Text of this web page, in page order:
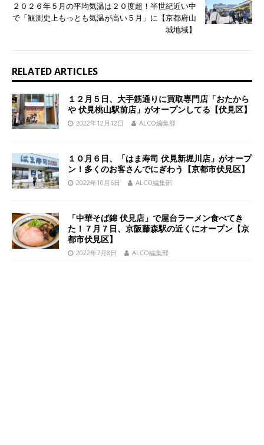
２０２６年５月の平均気温は２０度超！半世紀近い中
で「観測史上もっとも気温が高い５月」に【京都府山
城地域】
RELATED ARTICLES
１２月５日、大手筋通りに買取専門店「おたから
や 伏見桃山駅前店」がオープンしてる【伏見区】
2022年12月12日 ALCO編集部
１０月６日、「はま寿司 伏見新堀川店」がオープ
ン！多くのお客さんでにぎわう【京都市伏見区】
2022年10月6日 ALCO編集部
「中華そば錦 伏見店」で屋台ラーメン食べてき
た！７月７日、京阪藤森駅の近くにオープン【京
都市伏見区】
2022年7月8日 ALCO編集部